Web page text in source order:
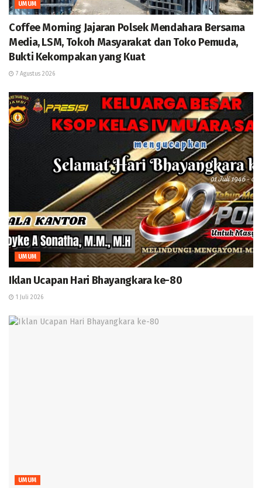
UMUM
Coffee Morning Jajaran Polsek Mendahara Bersama
Media, LSM, Tokoh Masyarakat dan Toko Pemuda,
Bukti Kekompakan yang Kuat
7 Agustus 2026
UMUM
Iklan Ucapan Hari Bhayangkara ke-80
1 Juli 2026
UMUM